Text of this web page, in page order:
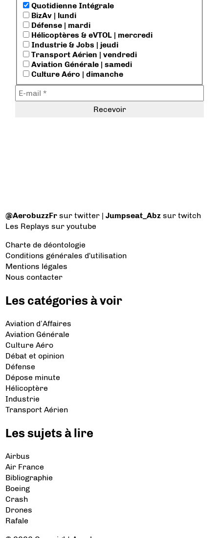
Quotidienne Intégrale
BizAv | lundi
Défense | mardi
Hélicoptères & eVTOL | mercredi
Industrie & Jobs | jeudi
Transport Aérien | vendredi
Aviation Générale | samedi
Culture Aéro | dimanche
@AerobuzzFr sur twitter |Jumpseat_Abz sur twitch
Les Replays sur youtube
Charte de déontologie
Conditions générales d'utilisation
Mentions légales
Nous contacter
Les catégories à voir
Aviation d’Affaires
Aviation Générale
Culture Aéro
Débat et opinion
Défense
Dépose minute
Hélicoptère
Industrie
Transport Aérien
Les sujets à lire
Airbus
Air France
Bibliographie
Boeing
Crash
Drones
Rafale